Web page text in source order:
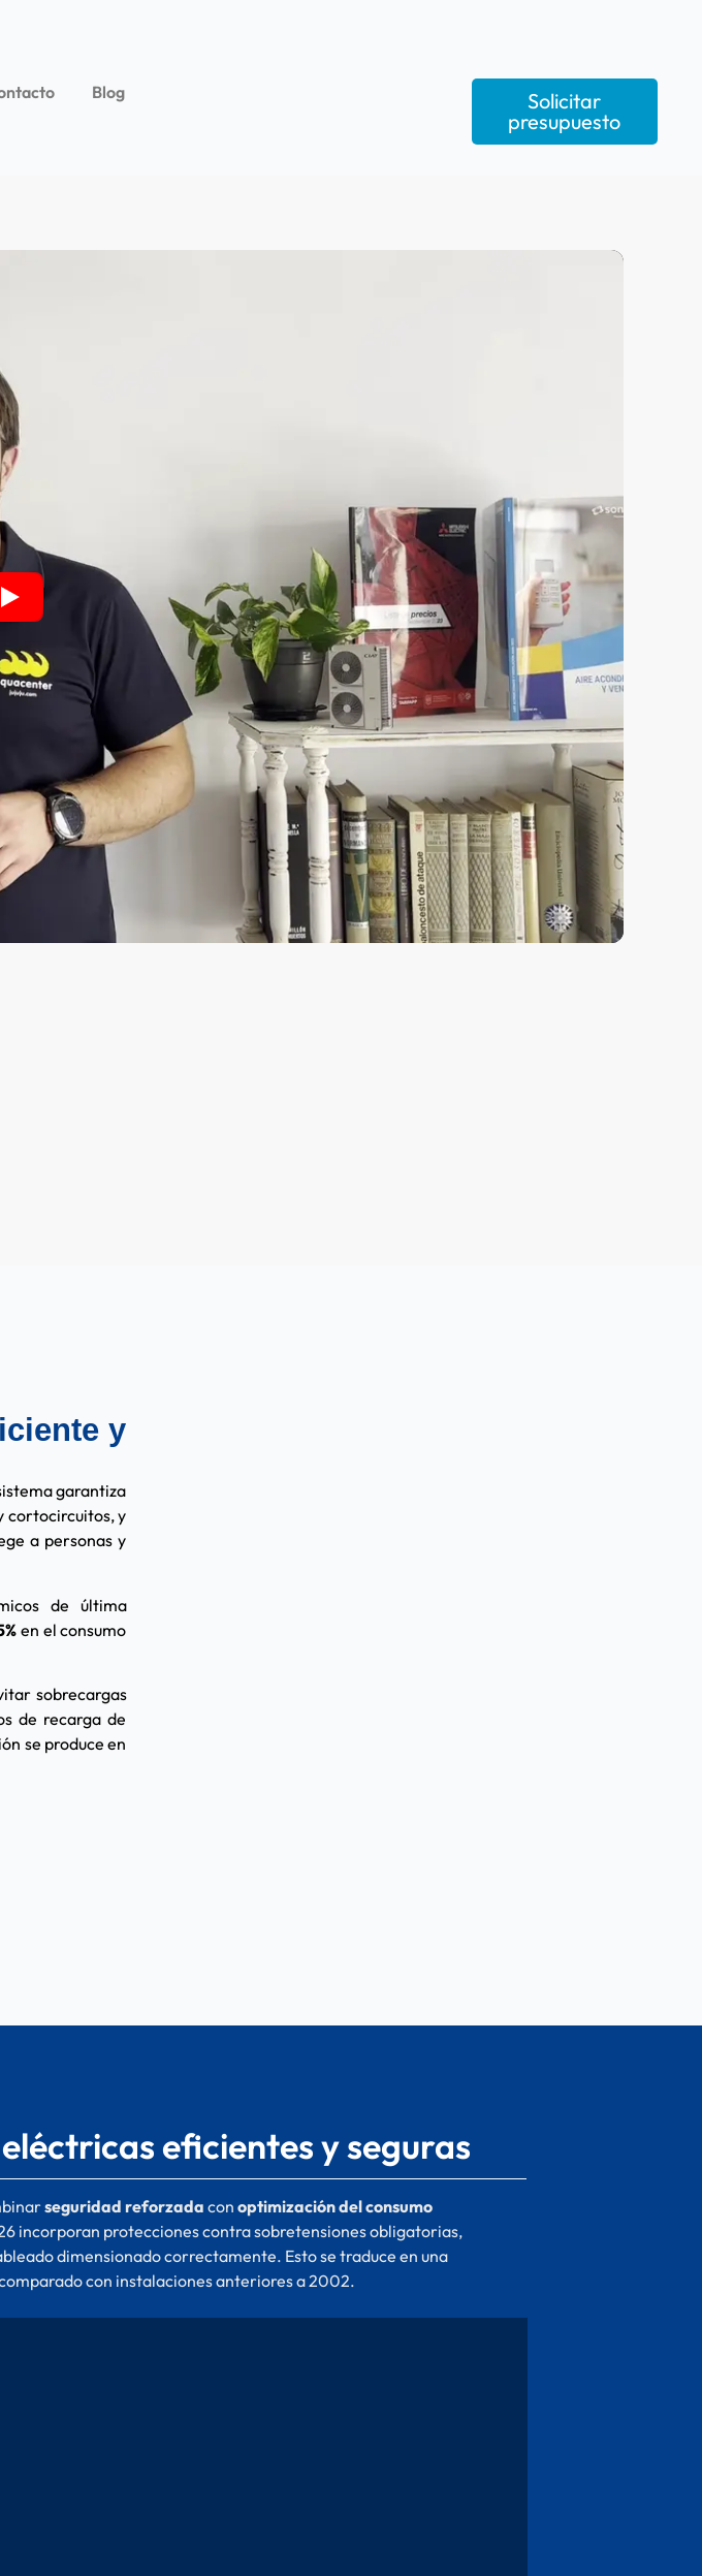
Blog
Solicitar
presupuesto
y
garantiza
cortocircuitos, y
a personas y
de última
en el consumo
sobrecargas
de recarga de
se produce en
eficientes y seguras
seguridad reforzada con optimización del consumo
incorporan protecciones contra sobretensiones obligatorias,
dimensionado correctamente. Esto se traduce en una
con instalaciones anteriores a 2002.